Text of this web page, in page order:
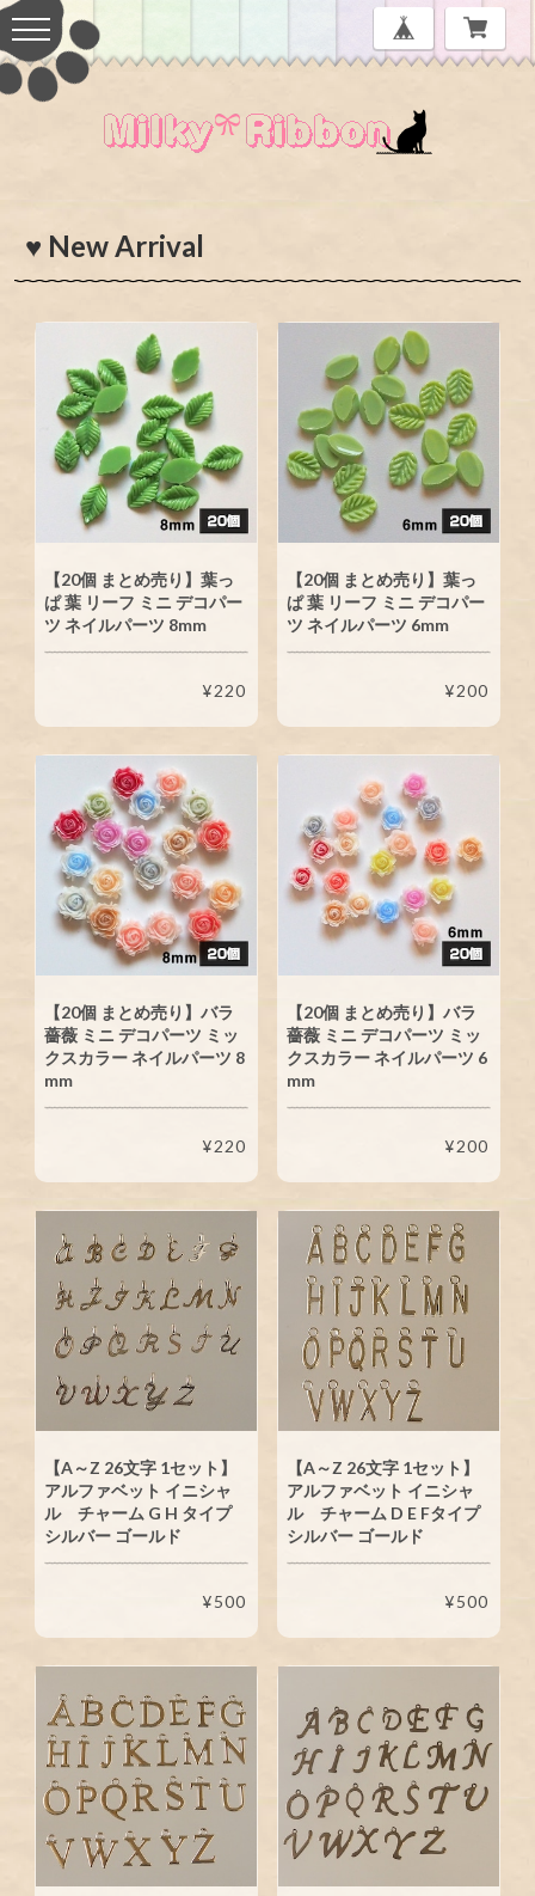
♥ New Arrival
【20個 まとめ売り】葉っ
ぱ 葉 リーフ ミニ デコパー
ツ ネイルパーツ 8mm
¥220
【20個 まとめ売り】葉っ
ぱ 葉 リーフ ミニ デコパー
ツ ネイルパーツ 6mm
¥200
【20個 まとめ売り】バラ
薔薇 ミニ デコパーツ ミッ
クスカラー ネイルパーツ 8
mm
¥220
【20個 まとめ売り】バラ
薔薇 ミニ デコパーツ ミッ
クスカラー ネイルパーツ 6
mm
¥200
【A～Z 26文字 1セット】
アルファベット イニシャ
ル チャーム G H タイプ
シルバー ゴールド
¥500
【A～Z 26文字 1セット】
アルファベット イニシャ
ル チャーム D E Fタイプ
シルバー ゴールド
¥500